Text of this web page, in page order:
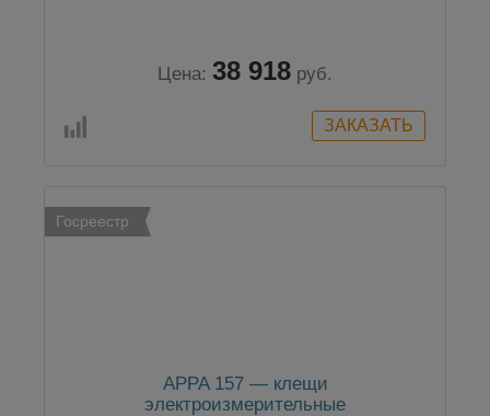
Цена: 38 918 руб.
Госреестр
APPA 157 — клещи
электроизмерительные